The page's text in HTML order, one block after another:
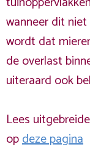
wanneer dit
wordt dat
de overlast
uiteraard ook
Lees
opdeze pagina